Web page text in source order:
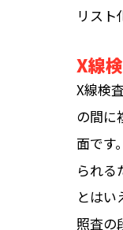
リスト
X線
X線検
の間に
面です
られる
とはい
照査の